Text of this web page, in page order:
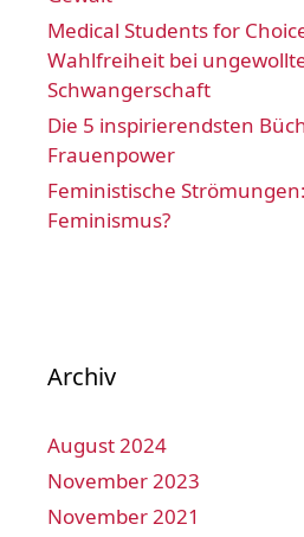
Medical Students for
Wahlfreiheit bei
Schwangerschaft
Die 5 inspirierendsten
Frauenpower
Feministische
Feminismus?
Archiv
August 2024
November 2023
November 2021